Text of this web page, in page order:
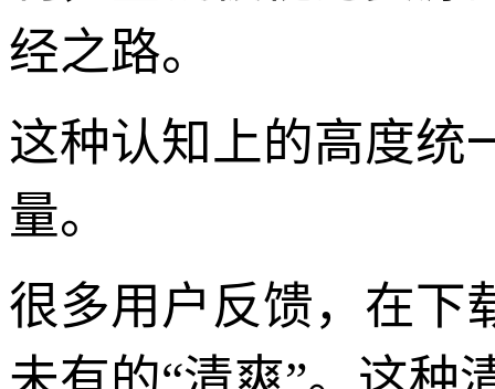
经之路。
这种认知上的高度统
量。
很多用户反馈，在下